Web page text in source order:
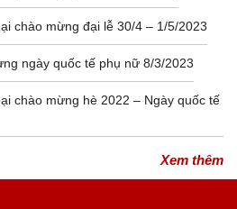
chào mừng đại lễ 30/4 – 1/5/2023
ngày quốc tế phụ nữ 8/3/2023
chào mừng hè 2022 – Ngày quốc tế
Xem thêm